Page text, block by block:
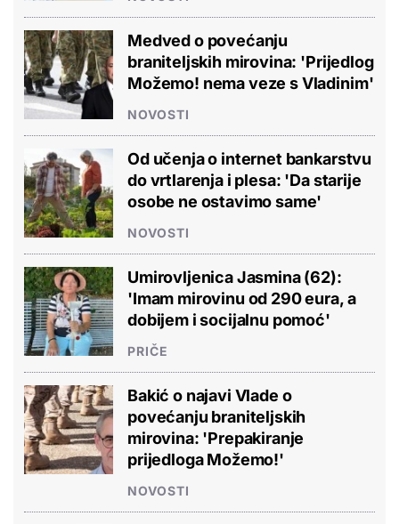
Medved o povećanju
braniteljskih mirovina: 'Prijedlog
Možemo! nema veze s Vladinim'
NOVOSTI
Od učenja o internet bankarstvu
do vrtlarenja i plesa: 'Da starije
osobe ne ostavimo same'
NOVOSTI
Umirovljenica Jasmina (62):
'Imam mirovinu od 290 eura, a
dobijem i socijalnu pomoć'
PRIČE
Bakić o najavi Vlade o
povećanju braniteljskih
mirovina: 'Prepakiranje
prijedloga Možemo!'
NOVOSTI